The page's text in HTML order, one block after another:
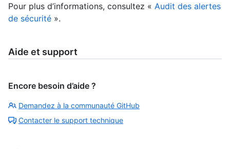
Pour plus d’informations, consultez « Audit des alertes
de sécurité ».
Aide et support
Encore besoin d’aide ?
Demandez à la communauté GitHub
Contacter le support technique